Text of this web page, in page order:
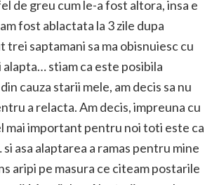
de greu cum le-a fost altora, insa e
fost ablactata la 3 zile dupa
trei saptamani sa ma obisnuiesc cu
alapta… stiam ca este posibila
cauza starii mele, am decis sa nu
a relacta. Am decis, impreuna cu
mai important pentru noi toti este ca
asa alaptarea a ramas pentru mine
aripi pe masura ce citeam postarile